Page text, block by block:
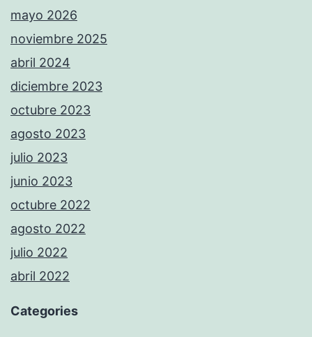
mayo 2026
noviembre 2025
abril 2024
diciembre 2023
octubre 2023
agosto 2023
julio 2023
junio 2023
octubre 2022
agosto 2022
julio 2022
abril 2022
Categories